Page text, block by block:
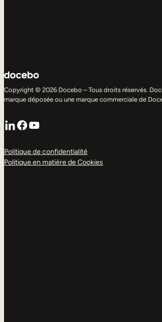
Copyright © 2026 Docebo – Tous droits réservés.
marque déposée ou une marque commerciale de
LinkedIn
Facebook
YouTube
Politique de confidentialité
Politique en matière de Cookies